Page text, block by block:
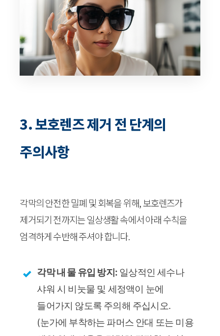
3. 보호렌즈 제거 전 단계의
주의사항
각막의 안전한 밀폐 및 회복을 위해, 보호렌즈가
제거되기 전까지는 일상생활 속에서 아래 수칙을
엄격하게 수반해 주셔야 합니다.
각막 내 물 유입 방지: 일상적인 세수나
샤워 시 비눗물 및 세정액이 눈에
들어가지 않도록 주의해 주십시오.
(눈가에 부착하는 파머스 안대 또는 미용